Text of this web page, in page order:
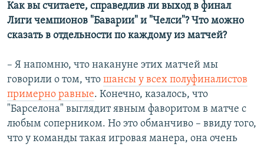
Как вы считаете, справедлив ли выход в финал
Лиги чемпионов "Баварии" и "Челси"? Что можно
сказать в отдельности по каждому из матчей?
– Я напомню, что накануне этих матчей мы
говорили о том, что шансы у всех полуфиналистов
примерно равные. Конечно, казалось, что
"Барселона" выглядит явным фаворитом в матче с
любым соперником. Но это обманчиво – ввиду того,
что у команды такая игровая манера, она очень